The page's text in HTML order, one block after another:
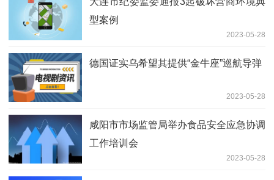
型案例
2023-05-28
德国证实乌希望其提供“金牛座”巡航导弹
2023-05-28
咸阳市市场监管局举办食品安全应急协调
工作培训会
2023-05-28